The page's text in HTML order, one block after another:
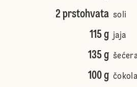
2 prstohvata soli
115 g jaja
135 g
100 g